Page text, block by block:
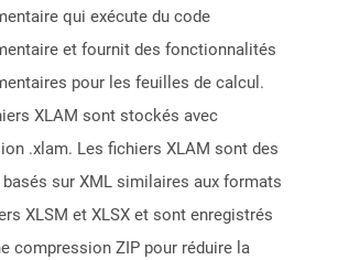
qui exécute du code
et fournit des fonctionnalités
pour les feuilles de calcul.
XLAM sont stockés avec
.xlam. Les fichiers XLAM sont des
sur XML similaires aux formats
XLSM et XLSX et sont enregistrés
compression ZIP pour réduire la